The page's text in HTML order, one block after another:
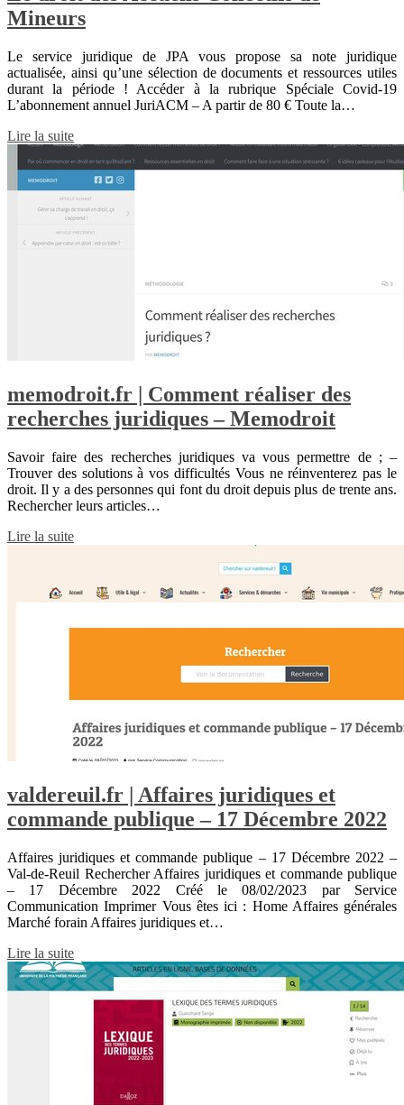
Mineurs
Le service juridique de JPA vous propose sa note juridique
actualisée, ainsi qu’une sélection de documents et ressources utiles
durant la période ! Accéder à la rubrique Spéciale Covid-19
L’abonnement annuel JuriACM – A partir de 80 € Toute la…
Lire la suite
memodroit.fr | Comment réaliser des
recherches juridiques – Memodroit
Savoir faire des recherches juridiques va vous permettre de ; –
Trouver des solutions à vos difficultés Vous ne réinventerez pas le
droit. Il y a des personnes qui font du droit depuis plus de trente ans.
Rechercher leurs articles…
Lire la suite
valdereuil.fr | Affaires juridiques et
commande publique – 17 Décembre 2022
Affaires juridiques et commande publique – 17 Décembre 2022 –
Val-de-Reuil Rechercher Affaires juridiques et commande publique
– 17 Décembre 2022 Créé le 08/02/2023 par Service
Communication Imprimer Vous êtes ici : Home Affaires générales
Marché forain Affaires juridiques et…
Lire la suite